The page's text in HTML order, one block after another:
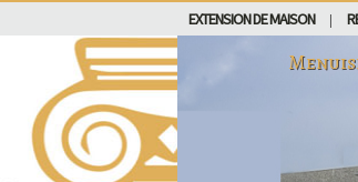
EXTENSION DE MAISON